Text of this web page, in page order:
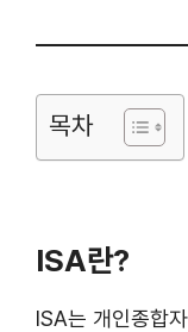
목차
ISA란?
ISA는 개인종합